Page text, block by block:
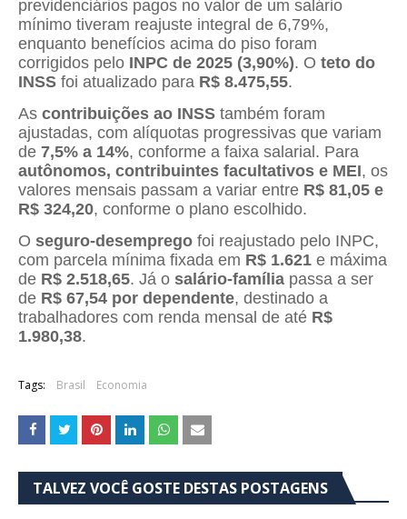
previdenciários pagos no valor de um salário
mínimo tiveram reajuste integral de 6,79%,
enquanto benefícios acima do piso foram
corrigidos pelo INPC de 2025 (3,90%). O teto do
INSS foi atualizado para R$ 8.475,55.
As contribuições ao INSS também foram
ajustadas, com alíquotas progressivas que variam
de 7,5% a 14%, conforme a faixa salarial. Para
autônomos, contribuintes facultativos e MEI, os
valores mensais passam a variar entre R$ 81,05 e
R$ 324,20, conforme o plano escolhido.
O seguro-desemprego foi reajustado pelo INPC,
com parcela mínima fixada em R$ 1.621 e máxima
de R$ 2.518,65. Já o salário-família passa a ser
de R$ 67,54 por dependente, destinado a
trabalhadores com renda mensal de até R$
1.980,38.
Tags: Brasil Economia
TALVEZ VOCÊ GOSTE DESTAS POSTAGENS